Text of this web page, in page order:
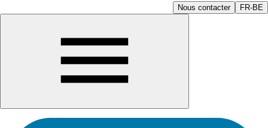
Nous contacter FR-BE